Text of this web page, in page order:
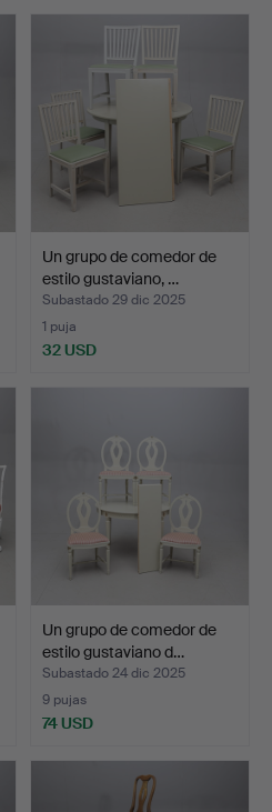
Un grupo de comedor de
estilo gustaviano, …
Subastado 29 dic 2025
1 puja
32 USD
Un grupo de comedor de
estilo gustaviano d…
Subastado 24 dic 2025
9 pujas
74 USD